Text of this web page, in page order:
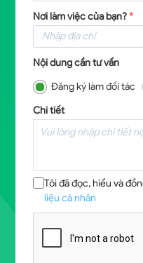
Nơi làm việc của bạn?*
Nội dung cần tư vấn
Đăng ký làm đối tác
Chi tiết
Tôi đã đọc, hiểu và
liệu cá nhân